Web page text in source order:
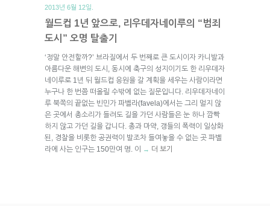
2013년 6월 12일.
월드컵 1년 앞으로, 리우데자네이루의 “범죄
도시” 오명 탈출기
‘정말 안전할까?’ 브라질에서 두 번째로 큰 도시이자 카니발과
아름다운 해변의 도시, 동시에 축구의 성지이기도 한 리우데자
네이루로 1년 뒤 월드컵 응원을 갈 계획을 세우는 사람이라면
누구나 한 번쯤 떠올릴 수밖에 없는 질문입니다. 리우데자네이
루 북쪽의 끝없는 빈민가 파벨라(favela)에서는 그리 멀지 않
은 곳에서 총소리가 들려도 길을 가던 사람들은 눈 하나 깜빡
하지 않고 가던 길을 갑니다. 총과 마약, 갱들의 폭력이 일상화
된, 경찰을 비롯한 공권력이 발조차 들여놓을 수 없는 곳 파벨
라에 사는 인구는 150만여 명. 이
→ 더 보기